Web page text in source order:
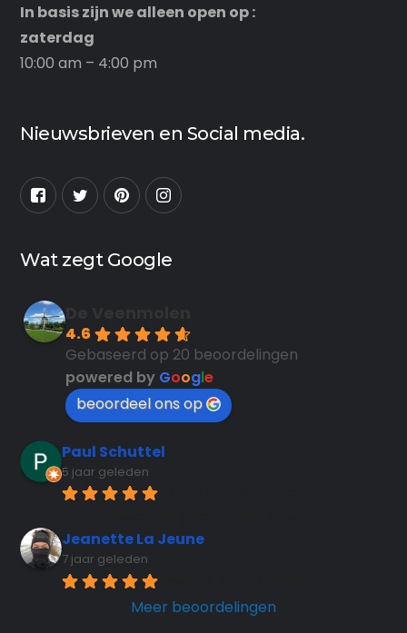
In basis zijn we alleen open op :
zaterdag
10:00 am – 4:00 pm
Nieuwsbrieven en Social media.
Wat zegt Google
4.6
Gebaseerd op 20 beoordelingen
powered by Google
beoordeel ons op
Paul Schuttel
5 jaar geleden
Jeanette La Jeune
7 jaar geleden
Meer beoordelingen